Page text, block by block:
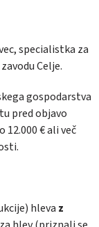
specialistka za
Celje.
gospodarstva
pred objavo
12.000 € ali več
hleva z